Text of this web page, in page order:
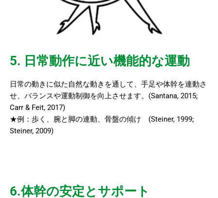
5. 日常動作に近い機能的な運動
日常の動きに似た自然な動きを通して、手足や体幹を連動さ
せ、バランスや運動制御を向上させます。(Santana, 2015;
Carr & Feit, 2017)
★例：歩く、腕と脚の連動、骨盤の傾け (Steiner, 1999;
Steiner, 2009)
6.体幹の安定とサポート